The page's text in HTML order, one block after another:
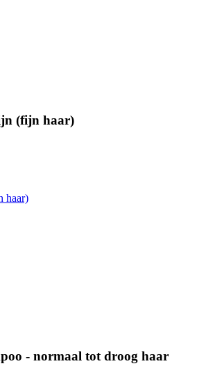
(fijn haar)
haar)
- normaal tot droog haar